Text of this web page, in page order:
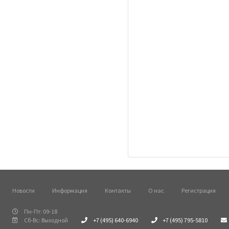
Новости Информация Контакты О нас Регистрация
Пн-Пт: 09-18
Сб-Вс: Выходной
+7 (495) 640-6940 +7 (495) 795-5810